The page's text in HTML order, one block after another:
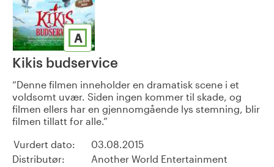
A
Kikis budservice
Denne filmen inneholder en dramatisk scene i et
voldsomt uvær. Siden ingen kommer til skade, og
filmen ellers har en gjennomgående lys stemning, blir
filmen tillatt for alle.
Vurdert dato:
03.08.2015
Distributør:
Another World Entertainment